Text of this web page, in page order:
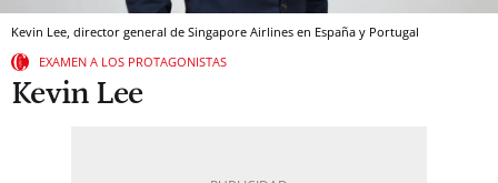
Kevin Lee, director general de Singapore Airlines en España y Portugal
EXAMEN A LOS PROTAGONISTAS
Kevin Lee